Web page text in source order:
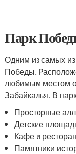
Парк
Одним из самых
Победы.
любимым местом
Забайкалья. В
Просторные
Детские
Кафе и
Памятники